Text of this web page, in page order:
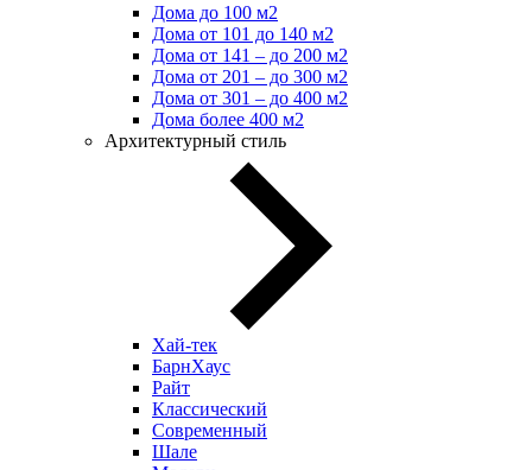
Дома до 100 м2
Дома от 101 до 140 м2
Дома от 141 – до 200 м2
Дома от 201 – до 300 м2
Дома от 301 – до 400 м2
Дома более 400 м2
Архитектурный стиль
Хай-тек
БарнХаус
Райт
Классический
Современный
Шале